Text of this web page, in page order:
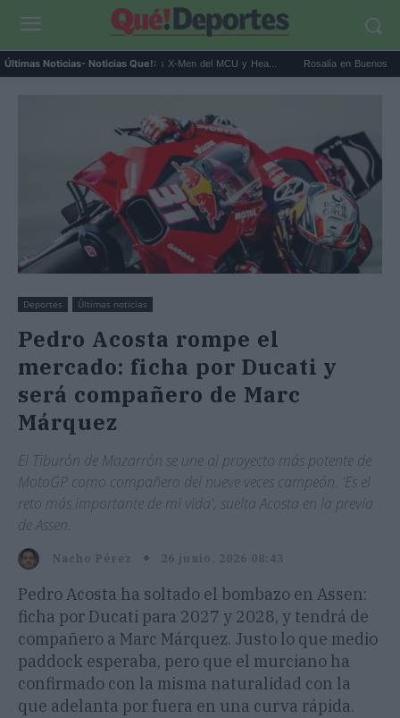
Últimas Noticias- Noticias Que!:
será Cíclope en los X-Men del MCU y Hea... Rosalía en Buenos Aires:
Deportes Últimas noticias
Pedro Acosta rompe el
mercado: ficha por Ducati y
será compañero de Marc
Márquez
El Tiburón de Mazarrón se une al proyecto más potente de
MotoGP como compañero del nueve veces campeón. 'Es el
reto más importante de mi vida', suelta Acosta en la previa
de Assen.
Nacho Pérez 26 junio, 2026 08:43
Pedro Acosta ha soltado el bombazo en Assen:
ficha por Ducati para 2027 y 2028, y tendrá de
compañero a Marc Márquez. Justo lo que medio
paddock esperaba, pero que el murciano ha
confirmado con la misma naturalidad con la
que adelanta por fuera en una curva rápida.